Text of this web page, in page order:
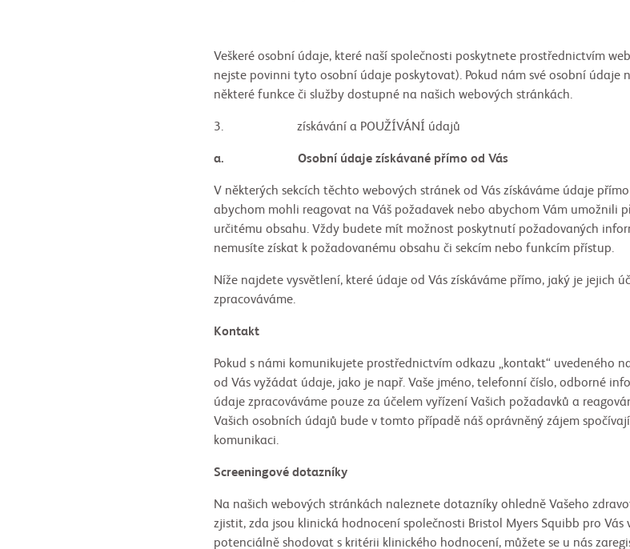
Veškeré osobní údaje, které naší společnosti poskytnete prostřednictvím
nejste povinni tyto osobní údaje poskytovat). Pokud nám své osobní údaje
některé funkce či služby dostupné na našich webových stránkách.
3. získávání a POUŽÍVÁNÍ údajů
a. Osobní údaje získávané přímo od Vás
V některých sekcích těchto webových stránek od Vás získáváme údaje
abychom mohli reagovat na Váš požadavek nebo abychom Vám umožnili
určitému obsahu. Vždy budete mít možnost poskytnutí požadovaných
nemusíte získat k požadovanému obsahu či sekcím nebo funkcím přístup.
Níže najdete vysvětlení, které údaje od Vás získáváme přímo, jaký je jejich
zpracováváme.
Kontakt
Pokud s námi komunikujete prostřednictvím odkazu „kontakt“ uvedeného
od Vás vyžádat údaje, jako je např. Vaše jméno, telefonní číslo, odborné
údaje zpracováváme pouze za účelem vyřízení Vašich požadavků a
Vašich osobních údajů bude v tomto případě náš oprávněný zájem
komunikaci.
Screeningové dotazníky
Na našich webových stránkách naleznete dotazníky ohledně Vašeho
zjistit, zda jsou klinická hodnocení společnosti Bristol Myers Squibb pro Vás
potenciálně shodovat s kritérii klinického hodnocení, můžete se u nás